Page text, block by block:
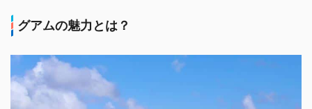
タモントレードセンター
チャモロビレッジ（ナイトマーケット）
ラッテストーン公園
フィッシュアイマリンパーク
【南部】
グアムの魅力とは？